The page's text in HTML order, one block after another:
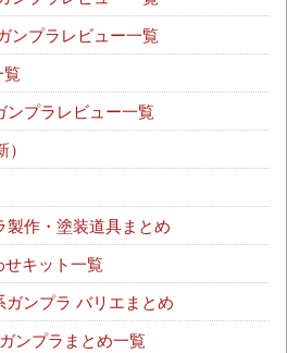
ンプラレビュー一覧
覧
ンプラレビュー一覧
作・塗装道具まとめ
キット一覧
ンプラ バリエまとめ
ンプラまとめ一覧